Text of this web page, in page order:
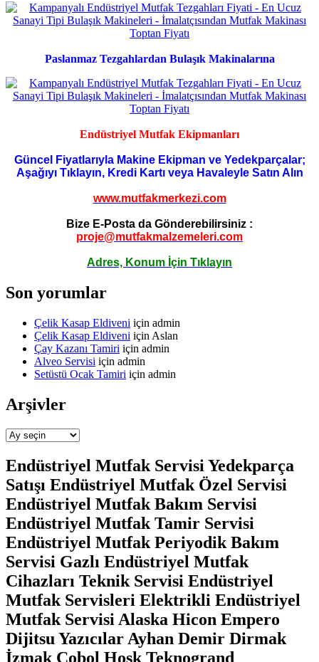
Paslanmaz Tezgahlardan Bulaşık Makinalarına
Endüstriyel Mutfak Ekipmanları
Güncel Fiyatlarıyla Makine Ekipman ve Yedekparçalar;
Aşağıyı Tıklayın, Kredi Kartı veya Havaleyle Satın Alın
www.mutfakmerkezi.com
Bize E-Posta da Gönderebilirsiniz :
proje@mutfakmalzemeleri.com
Adres, Konum İçin Tıklayın
Son yorumlar
Çelik Kasap Eldiveni için admin
Çelik Kasap Eldiveni için Aslan
Çay Kazanı Tamiri için admin
Alveo Servisi için admin
Setüstü Ocak Tamiri için admin
Arşivler
Arşivler
Endüstriyel Mutfak Servisi Yedekparça
Satışı Endüstriyel Mutfak Özel Servisi
Endüstriyel Mutfak Bakım Servisi
Endüstriyel Mutfak Tamir Servisi
Endüstriyel Mutfak Periyodik Bakım
Servisi Gazlı Endüstriyel Mutfak
Cihazları Teknik Servisi Endüstriyel
Mutfak Servisleri Elektrikli Endüstriyel
Mutfak Servisi Alaska Hicon Empero
Dijitsu Yazıcılar Ayhan Demir Dirmak
İzmak Cobol Hosk Teknogrand